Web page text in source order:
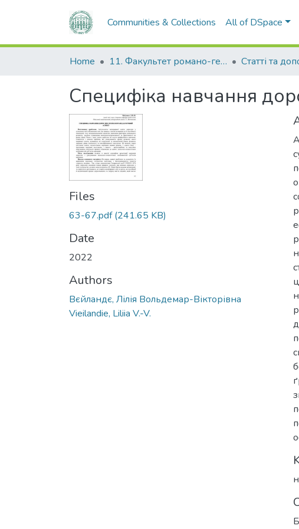
Communities & Collections All of DSpace
Home 11. Факультет романо-германської філології Статті та
Специфіка навчання
Files
63-67.pdf(241.65 KB)
Date
2022
Authors
Вєйландє, Лілія Вольдемар-Вікторівна
Vieilandie, Liliia V.-V.